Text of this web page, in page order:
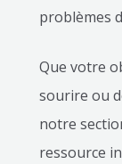
problèmes
Que votre
sourire ou
notre
ressource